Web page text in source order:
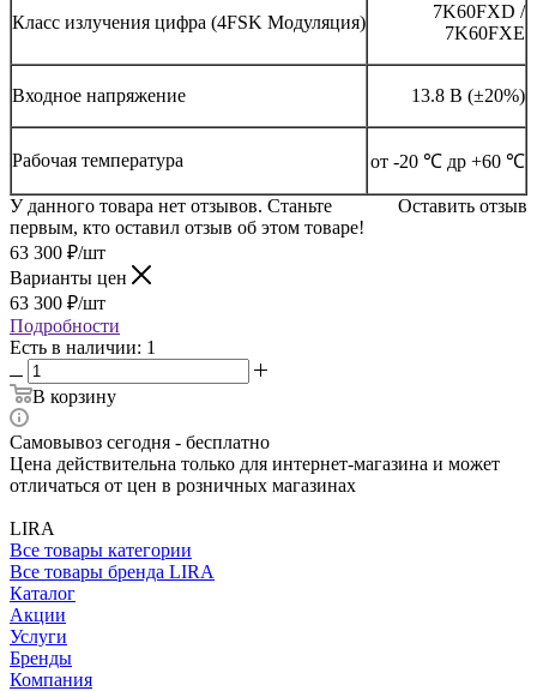
Класс излучения цифра (4FSK Модуляция)
7K60FXD /
7K60FXE
Входное напряжение 13.8 В (±20%)
Рабочая температура от -20 ℃ др +60 ℃
Оставить отзыв
У данного товара нет отзывов. Станьте
первым, кто оставил отзыв об этом товаре!
63 300 ₽/шт
Варианты цен
63 300 ₽/шт
Подробности
Есть в наличии: 1
В корзину
Самовывоз сегодня - бесплатно
Цена действительна только для интернет-магазина и может
отличаться от цен в розничных магазинах
LIRA
Все товары категории
Все товары бренда LIRA
Каталог
Акции
Услуги
Бренды
Компания